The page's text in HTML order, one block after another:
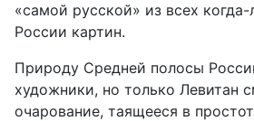
«самой русской» из всех
России картин.
Природу Средней полосы
художники, но только Левитан
очарование, таящееся в